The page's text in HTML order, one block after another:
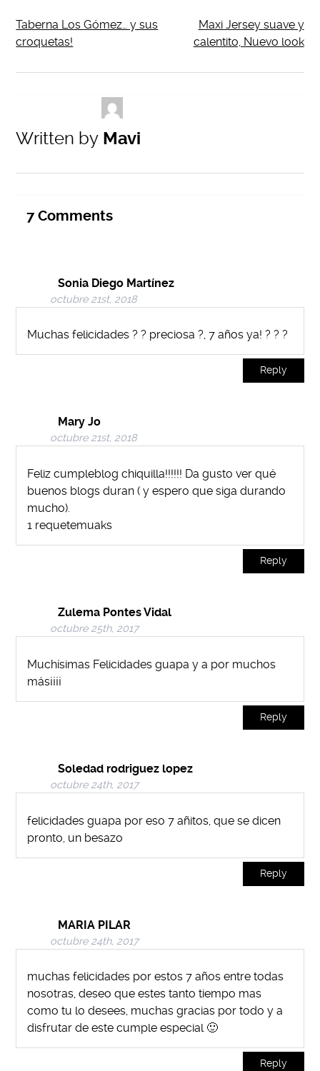
Taberna Los Gómez… y sus
croquetas!
Maxi Jersey suave y
calentito, Nuevo look
Written by Mavi
7Comments
Sonia Diego Martínez
octubre 21st, 2018
Muchas felicidades ? ? preciosa ?, 7 años ya! ? ? ?
Reply
Mary Jo
octubre 21st, 2018
Feliz cumpleblog chiquilla!!!!!! Da gusto ver qué
buenos blogs duran ( y espero que siga durando
mucho).
1 requetemuaks
Reply
Zulema Pontes Vidal
octubre 25th, 2017
Muchísimas Felicidades guapa y a por muchos
más¡¡¡¡
Reply
Soledad rodriguez lopez
octubre 24th, 2017
felicidades guapa por eso 7 añitos, que se dicen
pronto, un besazo
Reply
MARIA PILAR
octubre 24th, 2017
muchas felicidades por estos 7 años entre todas
nosotras, deseo que estes tanto tiempo mas
como tu lo desees, muchas gracias por todo y a
disfrutar de este cumple especial 🙂
Reply